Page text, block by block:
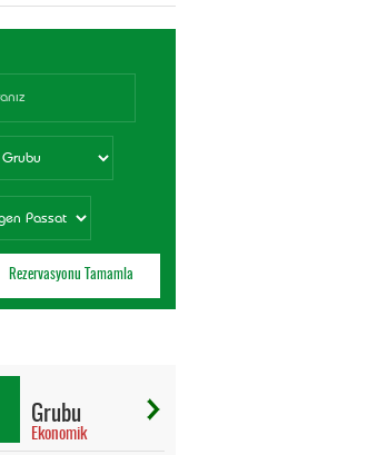
Grubu
Ekonomik